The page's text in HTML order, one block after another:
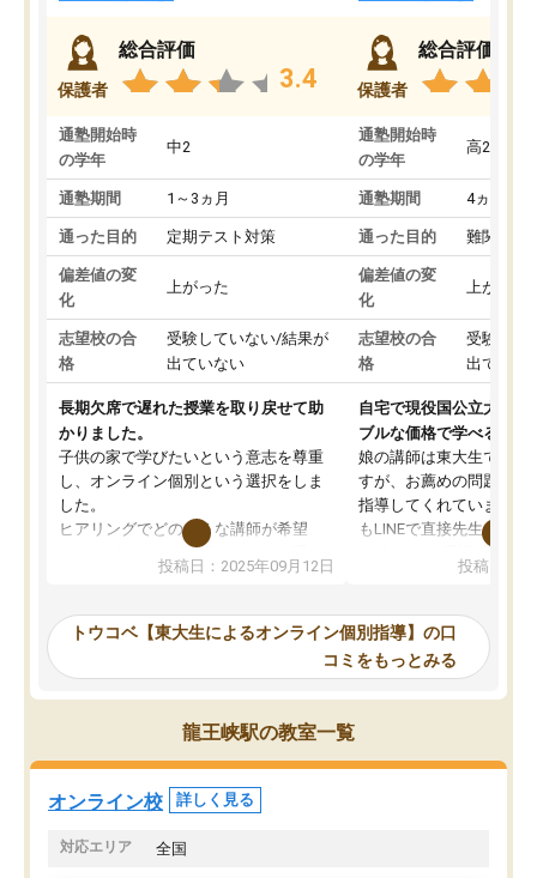
保護者
総合評価
3.4
通塾開始時
の学年
中2
通塾期間 1～3ヵ月
通った目的 定期テスト対策
偏差値の変
化
上がった
志望校の合
格
受験していない/結果が
出ていない
長期欠席で遅れた授業を取り戻せて助
かりました。
子供の家で学びたいという意志を尊重
し、オンライン個別という選択をしま
した。
ヒアリングでどのような講師が希望
か、オプションは付帯するかなど選ぶ
事が出来ました。
ーティングを行い、その講師で良いか
見てから講師を決定する事ができま
す。
うちの子は、初回面談の講師の方で決
オンラインツールを使用した単語帳の
共有があり宿題もそちらで出される形
でした。
投稿日：2025年09月12日
保護者
総合評価
通塾開始時
の学年
高2
通塾期間 4ヵ月～1
通った目的 難関私立
偏差値の変
化
上がった
志望校の合
格
受験して
出ていな
自宅で現役国公立大学生
ブルな価格で学べる
娘の講師は東大生では無
すが、お薦めの問題集や
指導してくれています。
もLINEで直接先生に質問
めれるので、個人に合
いなのがあり(有料)、受
ことをどんなスケジュー
くか相談したのですが、
ち期待したものではなく
くなってきたようなので
投稿日：
トウコベ【東大生によるオンライン個別指導】の口
コミをもっとみる
龍王峡駅の教室一覧
オンライン校 詳しく見る
対応エリア 全国